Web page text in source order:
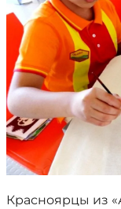
Красноярцы из